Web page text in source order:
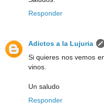
Responder
Adictos a la Lujuria
Si quieres nos vemos
vinos.
Un saludo
Responder